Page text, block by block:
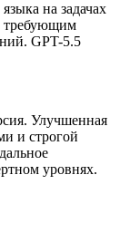
на задачах
требующим
GPT-5.5
. Улучшенная
и строгой
уровнях.